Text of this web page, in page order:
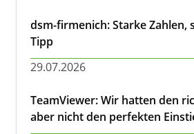
dsm-firmenich: Starke Zahlen,
Tipp
29.07.2026
TeamViewer: Wir hatten den
aber nicht den perfekten